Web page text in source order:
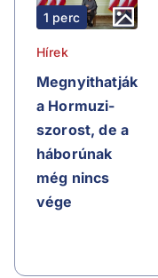
1 perc
Hírek
Megnyithatják
a Hormuzi-
szorost, de a
háborúnak
még nincs
vége